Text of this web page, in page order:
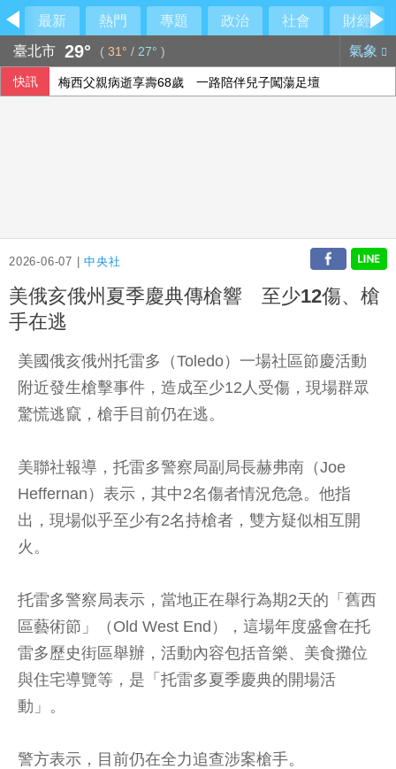
最新 熱門 專題 政治 社會
財經
臺北市 29° ( 31° / 27° ) 氣象
快訊 梅西父親病逝享壽68歲 一路陪伴兒子闖蕩足壇
2026-06-07 |中央社
美俄亥俄州夏季慶典傳槍響 至少12傷、槍
手在逃
美國俄亥俄州托雷多（Toledo）一場社區節慶活動
附近發生槍擊事件，造成至少12人受傷，現場群眾
驚慌逃竄，槍手目前仍在逃。
美聯社報導，托雷多警察局副局長赫弗南（Joe
Heffernan）表示，其中2名傷者情況危急。他指
出，現場似乎至少有2名持槍者，雙方疑似相互開
火。
托雷多警察局表示，當地正在舉行為期2天的「舊西
區藝術節」（Old West End），這場年度盛會在托
雷多歷史街區舉辦，活動內容包括音樂、美食攤位
與住宅導覽等，是「托雷多夏季慶典的開場活
動」。
警方表示，目前仍在全力追查涉案槍手。